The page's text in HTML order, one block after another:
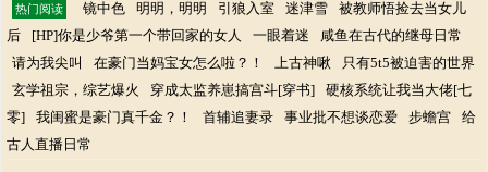
热门阅读 镜中色 明明，明明 引狼入室 迷津雪
被教师悟捡去当女儿
后
[HP]你是少爷第一个带回家的女人 一眼着迷
咸鱼在古代的继母日常
请为我尖叫
在豪门当妈宝女怎么啦？！ 上古神啾
只有5t5被迫害的世界
玄学祖宗，综艺爆火
穿成太监养崽搞宫斗[穿书]
硬核系统让我当大佬[七
零]
我闺蜜是豪门真千金？！ 首辅追妻录 事业批不想谈恋爱 步蟾宫
给
古人直播日常